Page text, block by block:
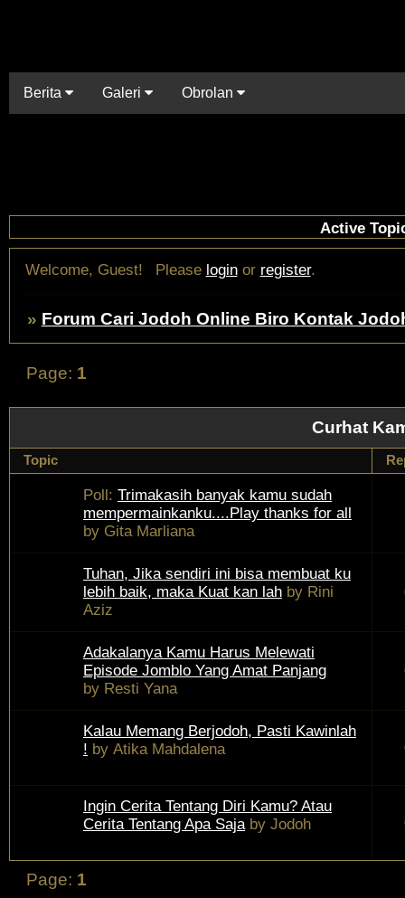
Berita Galeri Obrolan
Active
Welcome, Guest! Please loginor register.
» Forum Cari Jodoh Online Biro Kontak
Curhat
Page: 1
Topic
Poll: Trimakasih banyak kamu sudah
mempermainkanku....Play thanks for all
by Gita Marliana
Tuhan, Jika sendiri ini bisa membuat ku
lebih baik, maka Kuat kan lah by Rini
Aziz
Adakalanya Kamu Harus Melewati
Episode Jomblo Yang Amat Panjang
by Resti Yana
Kalau Memang Berjodoh, Pasti Kawinlah
! by Atika Mahdalena
Ingin Cerita Tentang Diri Kamu? Atau
Cerita Tentang Apa Saja by Jodoh
Page: 1